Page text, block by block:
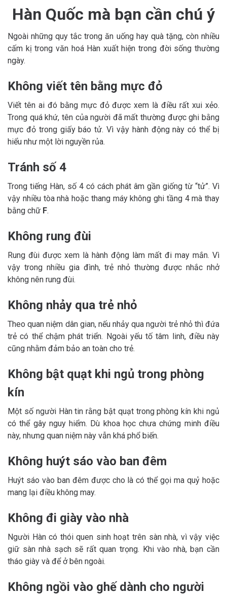
Hàn Quốc mà bạn cần chú ý
Ngoài những quy tắc trong ăn uống hay quà tặng, còn nhiều
cấm kị trong văn hoá Hàn xuất hiện trong đời sống thường
ngày.
Không viết tên bằng mực đỏ
Viết tên ai đó bằng mực đỏ được xem là điều rất xui xẻo.
Trong quá khứ, tên của người đã mất thường được ghi bằng
mực đỏ trong giấy báo tử. Vì vậy hành động này có thể bị
hiểu như một lời nguyền rủa.
Tránh số 4
Trong tiếng Hàn, số 4 có cách phát âm gần giống từ “tử”. Vì
vậy nhiều tòa nhà hoặc thang máy không ghi tầng 4 mà thay
bằng chữ F.
Không rung đùi
Rung đùi được xem là hành động làm mất đi may mắn. Vì
vậy trong nhiều gia đình, trẻ nhỏ thường được nhắc nhở
không nên rung đùi.
Không nhảy qua trẻ nhỏ
Theo quan niệm dân gian, nếu nhảy qua người trẻ nhỏ thì đứa
trẻ có thể chậm phát triển. Ngoài yếu tố tâm linh, điều này
cũng nhằm đảm bảo an toàn cho trẻ.
Không bật quạt khi ngủ trong phòng
kín
Một số người Hàn tin rằng bật quạt trong phòng kín khi ngủ
có thể gây nguy hiểm. Dù khoa học chưa chứng minh điều
này, nhưng quan niệm này vẫn khá phổ biến.
Không huýt sáo vào ban đêm
Huýt sáo vào ban đêm được cho là có thể gọi ma quỷ hoặc
mang lại điều không may.
Không đi giày vào nhà
Người Hàn có thói quen sinh hoạt trên sàn nhà, vì vậy việc
giữ sàn nhà sạch sẽ rất quan trọng. Khi vào nhà, bạn cần
tháo giày và để ở bên ngoài.
Không ngồi vào ghế dành cho người